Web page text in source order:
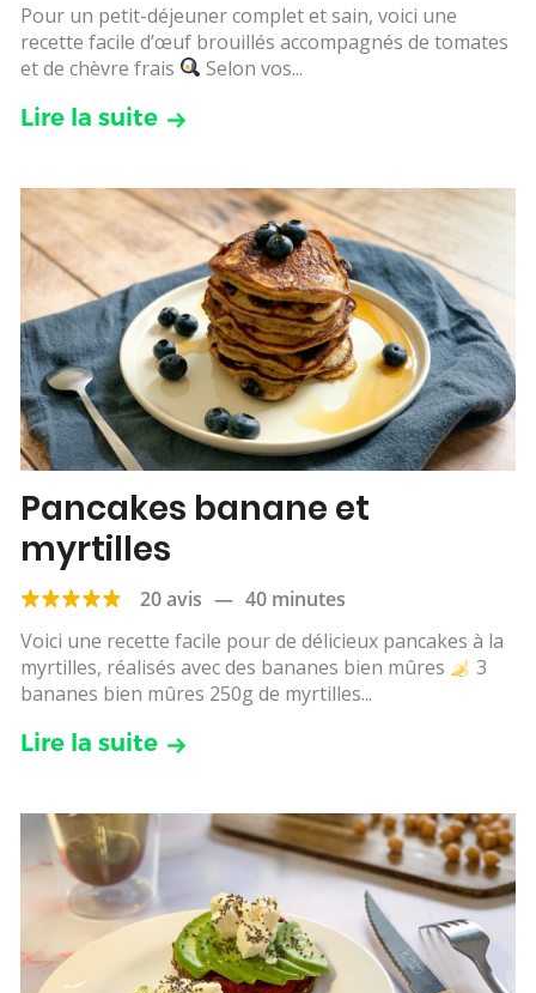
Pour un petit-déjeuner complet et sain, voici une
recette facile d’œuf brouillés accompagnés de tomates
et de chèvre frais
Selon vos...
Lire la suite
Pancakes banane et
myrtilles
20 avis — 40 minutes
Voici une recette facile pour de délicieux pancakes à la
myrtilles, réalisés avec des bananes bien mûres
3
bananes bien mûres 250g de myrtilles...
Lire la suite